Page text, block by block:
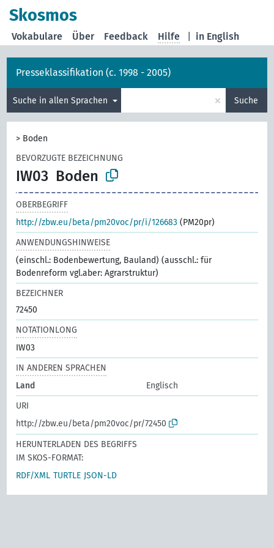
Skosmos
in English
Vokabulare Über Feedback Hilfe
Presseklassifikation (c. 1998 - 2005)
Suche in allen Sprachen × Suche
> Boden
BEVORZUGTE BEZEICHNUNG
IW03 Boden
OBERBEGRIFF
http://zbw.eu/beta/pm20voc/pr/i/126683 (PM20pr)
ANWENDUNGSHINWEISE
(einschl.: Bodenbewertung, Bauland) (ausschl.: für
Bodenreform vgl.aber: Agrarstruktur)
BEZEICHNER
72450
NOTATIONLONG
IW03
IN ANDEREN SPRACHEN
Land
Englisch
URI
http://zbw.eu/beta/pm20voc/pr/72450
HERUNTERLADEN DES BEGRIFFS
IM SKOS-FORMAT:
RDF/XML TURTLE JSON-LD